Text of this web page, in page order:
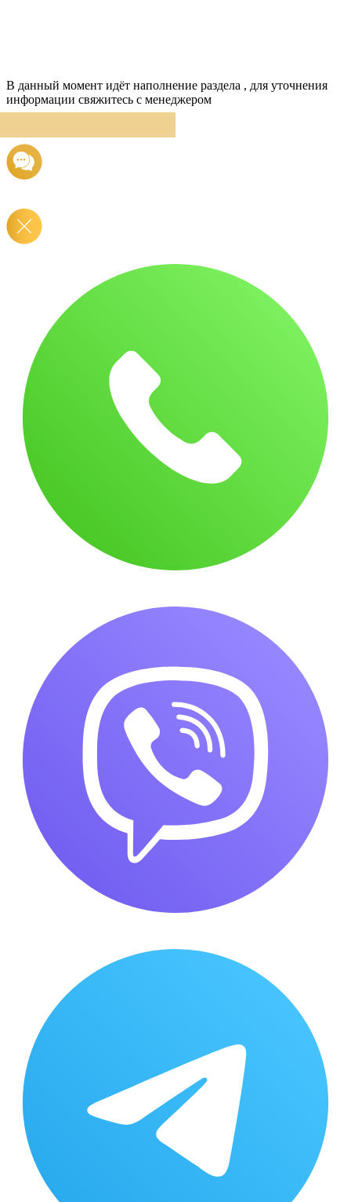
В данный момент идёт наполнение раздела , для уточнения
информации свяжитесь с менеджером